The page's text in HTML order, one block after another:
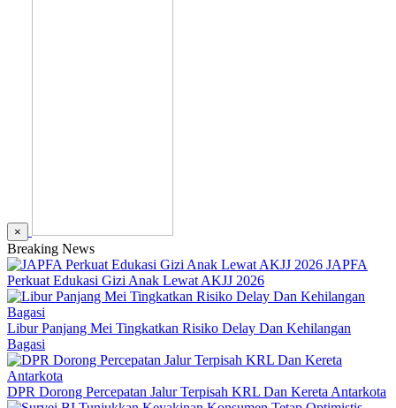
×
Breaking News
JAPFA
Perkuat Edukasi Gizi Anak Lewat AKJJ 2026
Libur Panjang Mei Tingkatkan Risiko Delay Dan Kehilangan
Bagasi
DPR Dorong Percepatan Jalur Terpisah KRL Dan Kereta Antarkota